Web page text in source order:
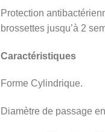
Protection
brossettes jusqu’à 2
Caractéristiques
Forme Cylindrique.
Diamètre de passage